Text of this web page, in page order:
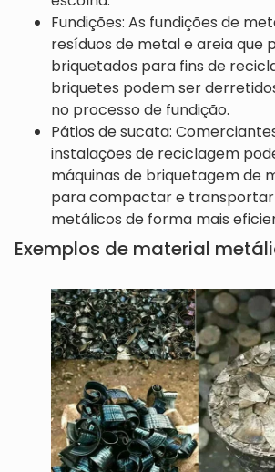
Fundições: As fundições de
resíduos de metal e areia que
briquetados para fins de
briquetes podem ser
no processo de fundição.
Pátios de sucata:
instalações de reciclagem
máquinas de briquetagem de
para compactar e transportar
metálicos de forma mais
Exemplos de material